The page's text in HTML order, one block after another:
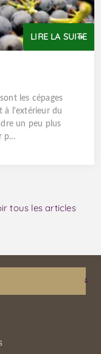
LIRE LA SUITE
les cépages
à l'extérieur du
un peu plus
p...
tous les articles